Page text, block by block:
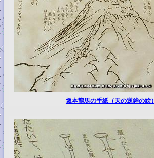
－ 坂本龍馬の手紙（天の逆鉾の絵）